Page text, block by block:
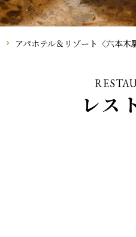
アパホテル＆リゾート〈六本木
レス